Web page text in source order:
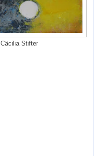
Cäcilia Stifter